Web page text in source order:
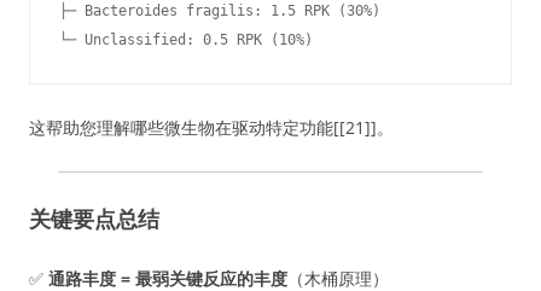
├─ Bacteroides fragilis: 1.5 RPK (30%)
└─ Unclassified: 0.5 RPK (10%)
这帮助您理解哪些微生物在驱动特定功能[[21]]。
关键要点总结
✅ 通路丰度 = 最弱关键反应的丰度 （木桶原理）